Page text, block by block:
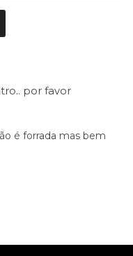
por favor
é forrada mas bem